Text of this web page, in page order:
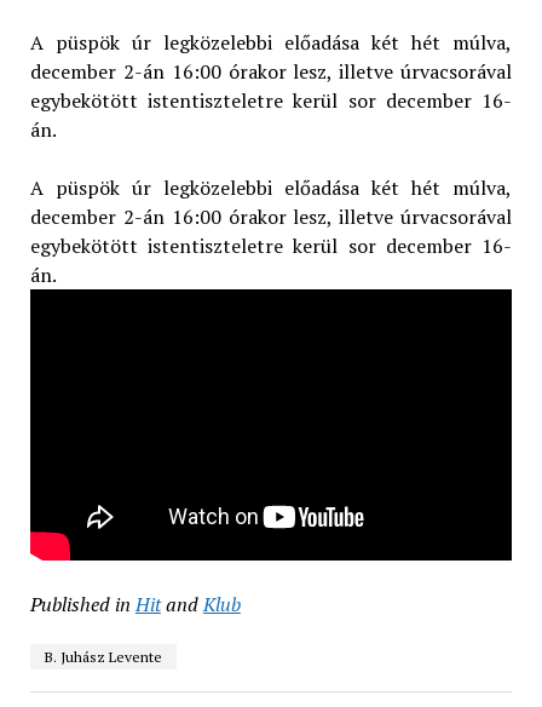
A püspök úr legközelebbi előadása két hét múlva,
december 2-án 16:00 órakor lesz, illetve úrvacsorával
egybekötött istentiszteletre kerül sor december 16-
án.
A püspök úr legközelebbi előadása két hét múlva,
december 2-án 16:00 órakor lesz, illetve úrvacsorával
egybekötött istentiszteletre kerül sor december 16-
án.
Published in HitandKlub
B. Juhász Levente